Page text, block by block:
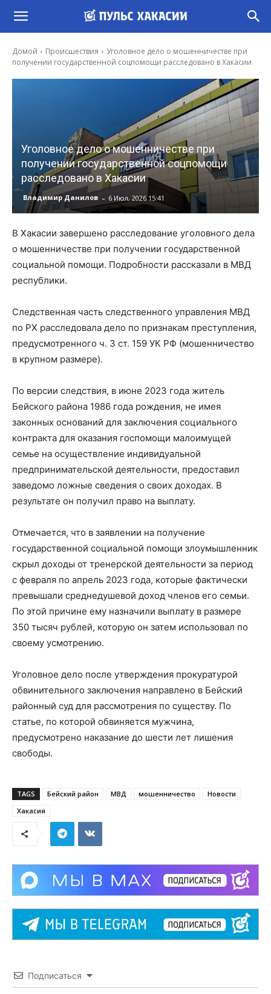
Домой Происшествия
Уголовное дело о мошенничестве при
получении государственной соцпомощи расследовано в Хакасии
Уголовное дело о мошенничестве при
получении государственной соцпомощи
расследовано в Хакасии
Владимир Данилов - 6 Июл, 2026 15:41
В Хакасии завершено расследование уголовного дела
о мошенничестве при получении государственной
социальной помощи. Подробности рассказали в МВД
республики.
Следственная часть следственного управления МВД
по РХ расследовала дело по признакам преступления,
предусмотренного ч. 3 ст. 159 УК РФ (мошенничество
в крупном размере).
По версии следствия, в июне 2023 года житель
Бейского района 1986 года рождения, не имея
законных оснований для заключения социального
контракта для оказания госпомощи малоимущей
семье на осуществление индивидуальной
предпринимательской деятельности, предоставил
заведомо ложные сведения о своих доходах. В
результате он получил право на выплату.
Отмечается, что в заявлении на получение
государственной социальной помощи злоумышленник
скрыл доходы от тренерской деятельности за период
с февраля по апрель 2023 года, которые фактически
превышали среднедушевой доход членов его семьи.
По этой причине ему назначили выплату в размере
350 тысяч рублей, которую он затем использовал по
своему усмотрению.
Уголовное дело после утверждения прокуратурой
обвинительного заключения направлено в Бейский
районный суд для рассмотрения по существу. По
статье, по которой обвиняется мужчина,
предусмотрено наказание до шести лет лишения
свободы.
TAGS Бейский район МВД мошенничество
Новости
Хакасия
Подписаться